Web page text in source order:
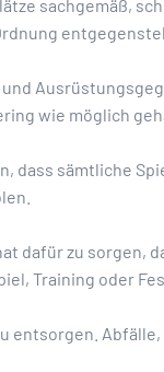
sachgemäß,
wie möglich
dass sämtliche
dafür zu sorgen,
Training oder